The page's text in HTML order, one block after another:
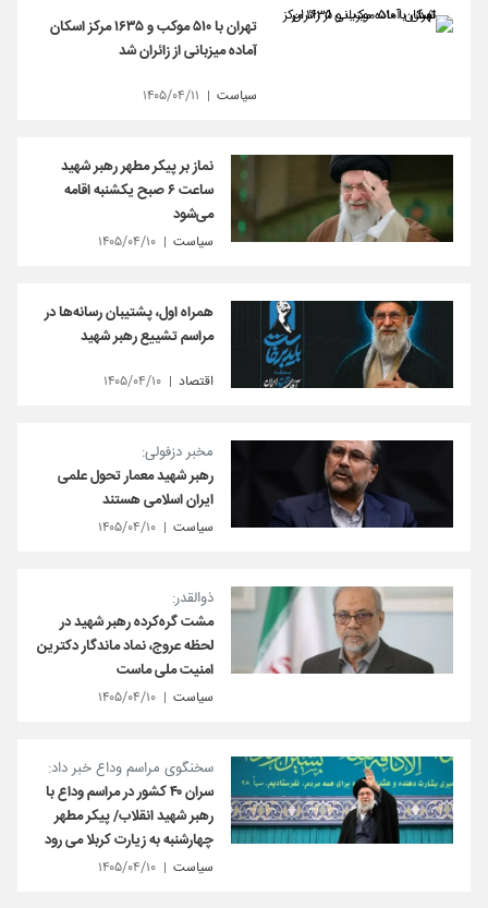
تهران با ۵۱۰ موکب و ۱۶۳۵ مرکز اسکان
آماده میزبانی از زائران شد
سیاست ۱۴۰۵/۰۴/۱۱
نماز بر پیکر مطهر رهبر شهید
ساعت ۶ صبح یکشنبه اقامه
می‌شود
سیاست ۱۴۰۵/۰۴/۱۰
همراه اول، پشتیبان رسانه‌ها در
مراسم تشییع رهبر شهید
اقتصاد ۱۴۰۵/۰۴/۱۰
مخبر دزفولی:
رهبر شهید معمار تحول علمی
ایران اسلامی هستند
سیاست ۱۴۰۵/۰۴/۱۰
ذوالقدر:
مشت گره‌کرده رهبر شهید در
لحظه عروج، نماد ماندگار دکترین
امنیت ملی ماست
سیاست ۱۴۰۵/۰۴/۱۰
سخنگوی مراسم وداع خبر داد:
سران ۴۰ کشور در مراسم وداع با
رهبر شهید انقلاب/ پیکر مطهر
چهارشنبه به زیارت کربلا می رود
سیاست ۱۴۰۵/۰۴/۱۰